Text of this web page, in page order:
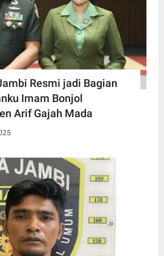
Resmi jadi Bagian
Imam Bonjol
Arif Gajah Mada